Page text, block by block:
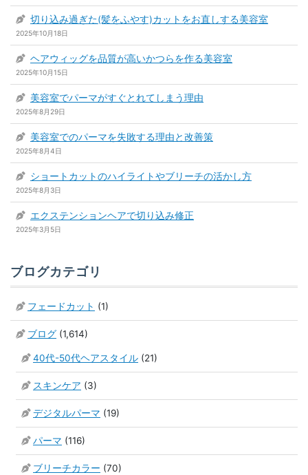
切り込み過ぎた(髪をふやす)カットをお直しする美容室
2025年10月18日
ヘアウィッグを品質が高いかつらを作る美容室
2025年10月15日
美容室でパーマがすぐとれてしまう理由
2025年8月29日
美容室でのパーマを失敗する理由と改善策
2025年8月4日
ショートカットのハイライトやブリーチの活かし方
2025年8月3日
エクステンションヘアで切り込み修正
2025年3月5日
ブログカテゴリ
フェードカット (1)
ブログ (1,614)
40代-50代ヘアスタイル (21)
スキンケア (3)
デジタルパーマ (19)
パーマ (116)
ブリーチカラー (70)